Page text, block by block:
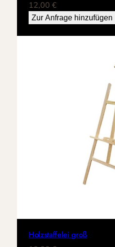
12,00 €
Zur Anfrage hinzufügen
Holzstaffelei groß